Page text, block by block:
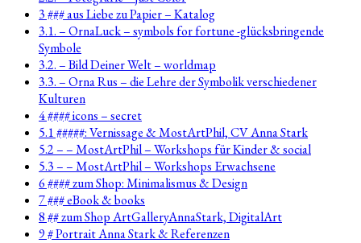
3 ### aus Liebe zu Papier – Katalog
3.1. – OrnaLuck – symbols for fortune -glücksbringende
Symbole
3.2. – Bild Deiner Welt – worldmap
3.3. – Orna Rus – die Lehre der Symbolik verschiedener
Kulturen
4 #### icons – secret
5.1 #####: Vernissage & MostArtPhil, CV Anna Stark
5.2 – – MostArtPhil – Workshops für Kinder & social
5.3 – – MostArtPhil – Workshops Erwachsene
6 #### zum Shop: Minimalismus & Design
7 ### eBook & books
8 ## zum Shop ArtGalleryAnnaStark, DigitalArt
9 # Portrait Anna Stark & Referenzen